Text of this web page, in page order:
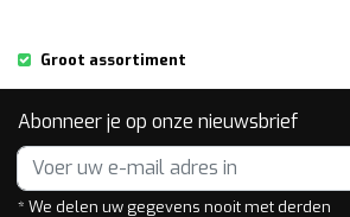
Groot assortiment
Abonneer je op onze nieuwsbrief
* We delen uw gegevens nooit met derden